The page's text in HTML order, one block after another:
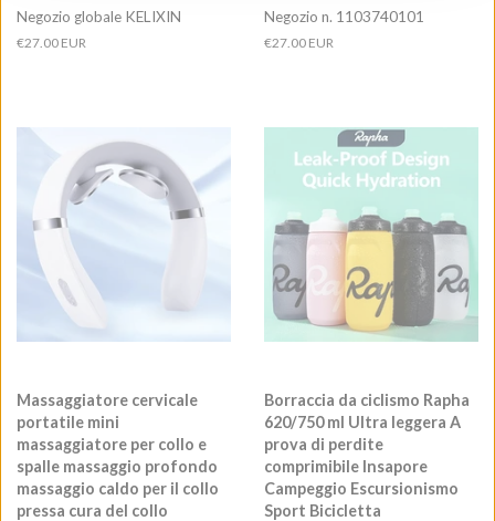
Negozio globale KELIXIN
Prezzo
€27.00 EUR
Negozio n. 1103740101
Prezzo
€27.00 EUR
Massaggiatore cervicale
portatile mini
massaggiatore per collo e
spalle massaggio profondo
massaggio caldo per il collo
pressa cura del collo
Borraccia da ciclismo Rapha
620/750 ml Ultra leggera A
prova di perdite
comprimibile Insapore
Campeggio Escursionismo
Sport Bicicletta